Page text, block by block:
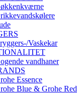
Vaskekar
vandhaner
Essence
Blue & Grohe Red